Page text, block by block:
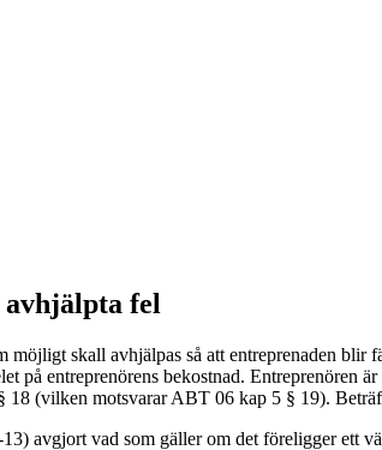
fel
skall avhjälpas så att entreprenaden
på entreprenörens bekostnad. Entreprenören
(vilken motsvarar ABT 06 kap 5 § 19).
avgjort vad som gäller om det föreligger ett